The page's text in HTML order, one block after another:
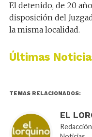
El detenido, de 20
disposición del
la misma localidad.
Últimas
TEMAS RELACIONADOS:
EL